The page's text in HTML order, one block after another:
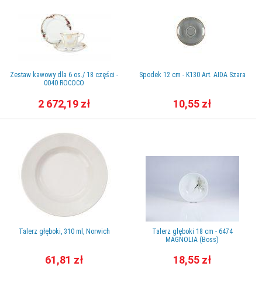
Zestaw kawowy dla 6 os./ 18 części -
0040 ROCOCO
2 672,19 zł
Talerz głęboki, 310 ml, Norwich
61,81 zł
Spodek 12 cm - K130 Art. AIDA Szara
10,55 zł
Talerz głęboki 18 cm - 6474
MAGNOLIA (Boss)
18,55 zł